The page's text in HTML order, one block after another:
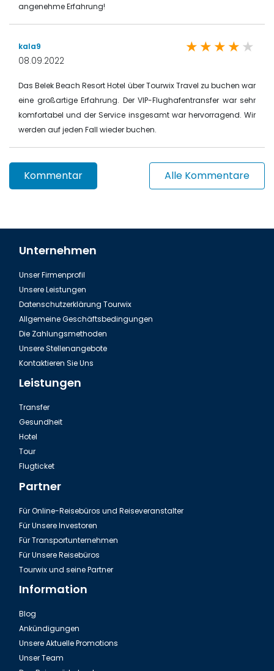
angenehme Erfahrung!
kala9
08.09.2022
Das Belek Beach Resort Hotel über Tourwix Travel zu buchen war
eine großartige Erfahrung. Der VIP-Flughafentransfer war sehr
komfortabel und der Service insgesamt war hervorragend. Wir
werden auf jeden Fall wieder buchen.
Kommentar Alle Kommentare
Unternehmen
Unser Firmenprofil
Unsere Leistungen
Datenschutzerklärung Tourwix
Allgemeine Geschäftsbedingungen
Die Zahlungsmethoden
Unsere Stellenangebote
Kontaktieren Sie Uns
Leistungen
Transfer
Gesundheit
Hotel
Tour
Flugticket
Partner
Für Online-Reisebüros und Reiseveranstalter
Für Unsere Investoren
Für Transportunternehmen
Für Unsere Reisebüros
Tourwix und seine Partner
Information
Blog
Ankündigungen
Unsere Aktuelle Promotions
Unser Team